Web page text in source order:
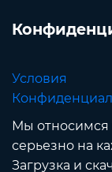
Условия
Мы относимся
серьезно на
Загрузка и